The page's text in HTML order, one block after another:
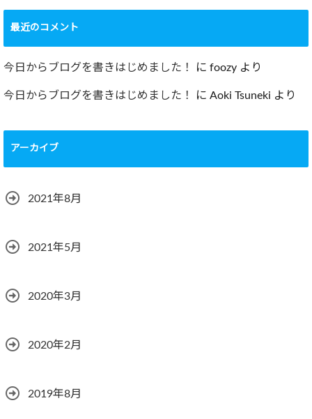
最近のコメント
今日からブログを書きはじめました！ に foozy より
今日からブログを書きはじめました！ に Aoki Tsuneki より
アーカイブ
2021年8月
2021年5月
2020年3月
2020年2月
2019年8月